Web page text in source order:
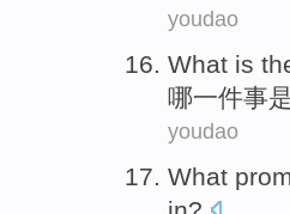
youdao
What is
哪一件事
youdao
What